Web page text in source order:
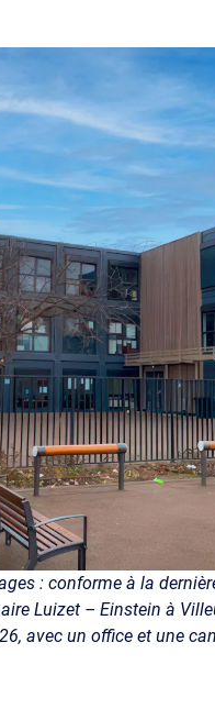
: conforme à la
Luizet – Einstein à
avec un office et une